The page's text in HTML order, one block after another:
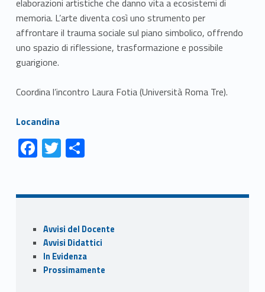
elaborazioni artistiche che danno vita a ecosistemi di
memoria. L’arte diventa così uno strumento per
affrontare il trauma sociale sul piano simbolico, offrendo
uno spazio di riflessione, trasformazione e possibile
guarigione.
Coordina l’incontro Laura Fotia (Università Roma Tre).
Link identifier #identifier__40261-1Locandina
Link identifier #identifier__47043-1
F
ac
b
o
o
k
Link identifier #identifier__137902-2 T
w
er
Link identifier #identifier__60196-3 C
di
vi
di
Sidebar
Avvisi del Docente
Avvisi Didattici
In Evidenza
Prossimamente